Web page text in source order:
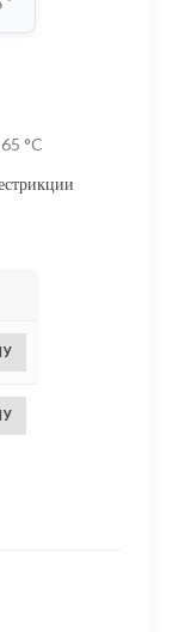
65 °C